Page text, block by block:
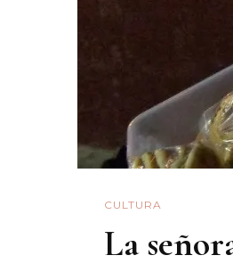
CULTURA
La